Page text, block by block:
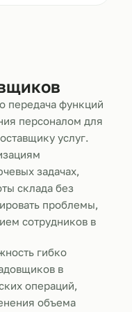
передача функций
персоналом для
услуг.
задачах,
склада без
проблемы,
сотрудников в
гибко
в
операций,
объема